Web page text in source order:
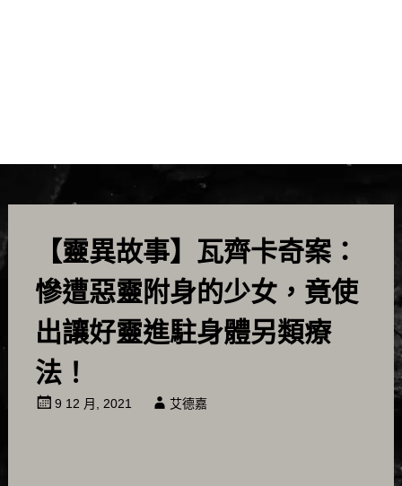
【靈異故事】瓦齊卡奇案：
慘遭惡靈附身的少女，竟使
出讓好靈進駐身體另類療
法！
9 12 月, 2021 艾德嘉